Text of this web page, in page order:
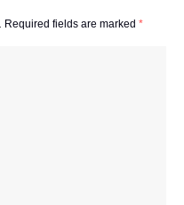
Required fields are marked *